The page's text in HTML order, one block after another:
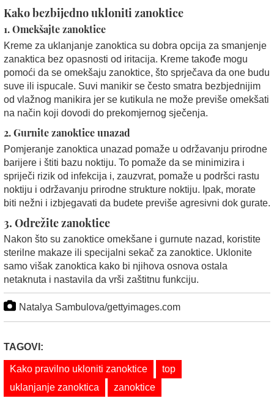
Kako bezbijedno ukloniti zanoktice
1. Omekšajte zanoktice
Kreme za uklanjanje zanoktica su dobra opcija za smanjenje
zanaktica bez opasnosti od iritacija. Kreme takođe mogu
pomoći da se omekšaju zanoktice, što sprječava da one budu
suve ili ispucale. Suvi manikir se često smatra bezbjednijim
od vlažnog manikira jer se kutikula ne može previše omekšati
na način koji dovodi do prekomjernog sječenja.
2. Gurnite zanoktice unazad
Pomjeranje zanoktica unazad pomaže u održavanju prirodne
barijere i štiti bazu noktiju. To pomaže da se minimizira i
spriječi rizik od infekcija i, zauzvrat, pomaže u podršci rastu
noktiju i održavanju prirodne strukture noktiju. Ipak, morate
biti nežni i izbjegavati da budete previše agresivni dok gurate.
3. Odrežite zanoktice
Nakon što su zanoktice omekšane i gurnute nazad, koristite
sterilne makaze ili specijalni sekač za zanoktice. Uklonite
samo višak zanoktica kako bi njihova osnova ostala
netaknuta i nastavila da vrši zaštitnu funkciju.
Natalya Sambulova/gettyimages.com
TAGOVI:
Kako pravilno ukloniti zanoktice
top
uklanjanje zanoktica
zanoktice